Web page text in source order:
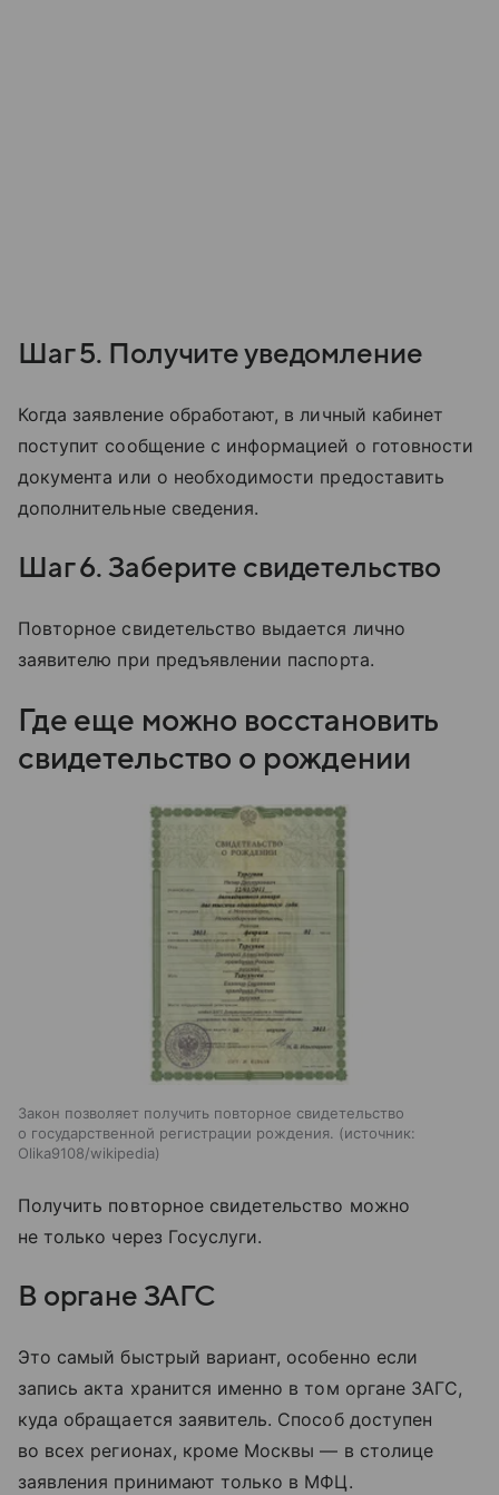
Шаг 5. Получите уведомление
Когда заявление обработают, в личный кабинет
поступит сообщение с информацией о готовности
документа или о необходимости предоставить
дополнительные сведения.
Шаг 6. Заберите свидетельство
Повторное свидетельство выдается лично
заявителю при предъявлении паспорта.
Где еще можно восстановить
свидетельство о рождении
Закон позволяет получить повторное свидетельство
о государственной регистрации рождения.
источник:
Olika9108/wikipedia
Получить повторное свидетельство можно
не только через Госуслуги.
В органе ЗАГС
Это самый быстрый вариант, особенно если
запись акта хранится именно в том органе ЗАГС,
куда обращается заявитель. Способ доступен
во всех регионах, кроме Москвы — в столице
заявления принимают только в МФЦ.